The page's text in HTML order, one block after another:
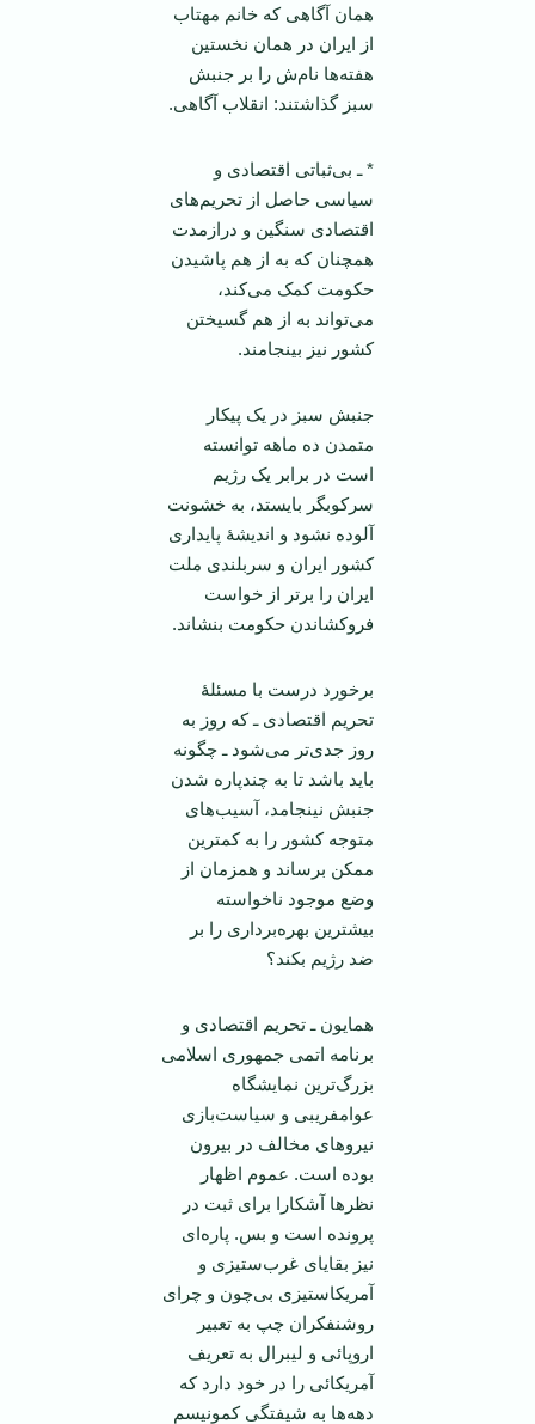
همان آگاهی که خانم مهتاب
از ایران در‌‌ همان نخستین
هفته‌ها نام‌ش را بر جنبش
سبز گذاشتند: انقلاب آگاهی.
* ـ بی‌ثباتی اقتصادی و
سیاسی حاصل از تحریم‌های
اقتصادی سنگین و درازمدت
همچنان که به از هم پاشیدن
حکومت کمک می‌کند،
می‌تواند به از هم گسیختن
کشور نیز بینجامند.
جنبش سبز در یک پیکار
متمدن ده ماهه توانسته
است در برابر یک رژیم
سرکوبگر بایستد، به خشونت
آلوده نشود و اندیشۀ پایداری
کشور ایران و سربلندی ملت
ایران را بر‌تر از خواست
فروکشاندن حکومت بنشاند.
برخورد درست با مسئلۀ
تحریم اقتصادی ـ که روز به
روز جدی‌تر می‌شود ـ چگونه
باید باشد تا به چندپاره شدن
جنبش نینجامد، آسیب‌های
متوجه کشور را به کمترین
ممکن برساند و همزمان از
وضع موجود ناخواسته
بیشترین بهره‌برداری را بر
ضد رژیم بکند؟
همایون ـ تحریم اقتصادی و
برنامه اتمی جمهوری اسلامی
بزرگ‌ترین نمایشگاه
عوامفریبی و سیاست‌بازی
نیرو‌های مخالف در بیرون
بوده است. عموم اظهار
‌نظر‌ها آشکارا برای ثبت در
پرونده است و بس. پاره‌ای
نیز بقایای غرب‌ستیزی و
آمریکا‌ستیزی بی‌چون و چرای
روشنفکران چپ به تعبیر
اروپائی و لیبرال به تعریف
آمریکائی را در خود دارد که
دهه‌ها به شیفتگی کمونیسم